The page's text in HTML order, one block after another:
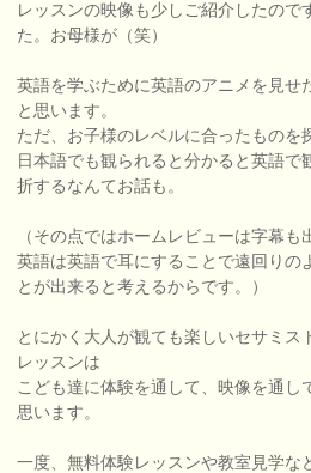
レッスンの映像も少しご紹介したので
た。お母様が（笑）
英語を学ぶために英語のアニメを見せ
と思います。
ただ、お子様のレベルに合ったものを
日本語でも観られると分かると英語で
折するなんてお話も。
（その点ではホームレビューは字幕も
英語は英語で耳にすることで遠回りの
とが出来ると考えるからです。）
とにかく大人が観ても楽しいセサミス
レッスンは
こども達に体験を通して、映像を通し
思います。
一度、無料体験レッスンや教室見学な